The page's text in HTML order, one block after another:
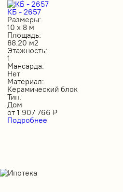
КБ - 2657
Размеры:
10 х 8 м
Площадь:
88.20 м2
Этажность:
1
Мансарда:
Нет
Материал:
Керамический блок
Тип:
Дом
от 1 907 766 ₽
Подробнее